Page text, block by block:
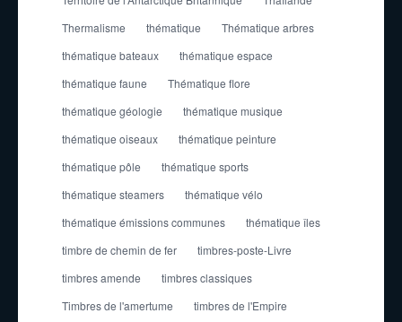
Thermalisme
thématique
Thématique arbres
thématique bateaux
thématique espace
thématique faune
Thématique flore
thématique géologie
thématique musique
thématique oiseaux
thématique peinture
thématique pôle
thématique sports
thématique steamers
thématique vélo
thématique émissions communes
thématique îles
timbre de chemin de fer
timbres-poste-Livre
timbres amende
timbres classiques
Timbres de l'amertume
timbres de l'Empire